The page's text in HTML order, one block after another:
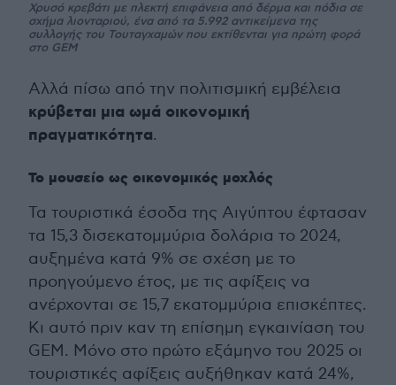
Χρυσό κρεβάτι με πλεκτή επιφάνεια από δέρμα και πόδια σε
σχήμα λιονταριού, ένα από τα 5.992 αντικείμενα της
συλλογής του Τουταγχαμών που εκτίθενται για πρώτη φορά
στο GEM
Αλλά πίσω από την πολιτισμική εμβέλεια
κρύβεται μια ωμά οικονομική
πραγματικότητα.
Το μουσείο ως οικονομικός μοχλός
Τα τουριστικά έσοδα της Αιγύπτου έφτασαν
τα 15,3 δισεκατομμύρια δολάρια το 2024,
αυξημένα κατά 9% σε σχέση με το
προηγούμενο έτος, με τις αφίξεις να
ανέρχονται σε 15,7 εκατομμύρια επισκέπτες.
Κι αυτό πριν καν τη επίσημη εγκαινίαση του
GEM. Μόνο στο πρώτο εξάμηνο του 2025 οι
τουριστικές αφίξεις αυξήθηκαν κατά 24%,